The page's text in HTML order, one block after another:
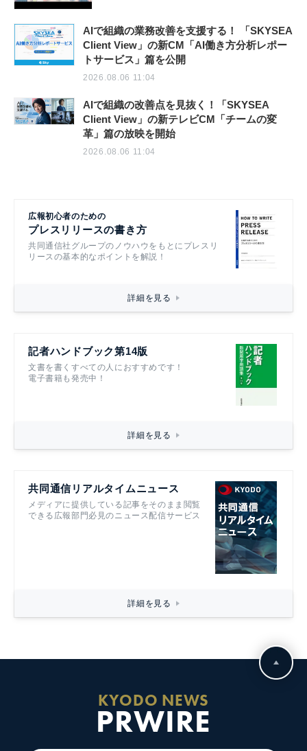
AIで組織の業務改善を支援する！ 「SKYSEA
Client View」の新CM「AI働き方分析レポー
トサービス」篇を公開
2026.08.06 11:04
AIで組織の改善点を見抜く！「SKYSEA
Client View」の新テレビCM「チームの変
革」篇の放映を開始
2026.08.06 11:04
広報初心者のための
プレスリリースの書き方
共同通信社グループのノウハウをもとにプレスリ
リースの基本的なポイントを解説！
詳細を見る
記者ハンドブック第14版
文書を書くすべての人におすすめです！
電子書籍も発売中！
詳細を見る
共同通信リアルタイムニュース
メディアに提供している記事をそのまま閲覧
できる広報部門必見のニュース配信サービス
詳細を見る
KYODO NEWS
PRWIRE